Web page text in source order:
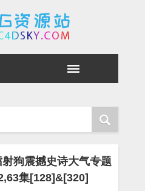
狗震撼史诗大气专题
集[128]&[320]